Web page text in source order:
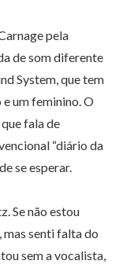
pela
de som diferente
System, que tem
e um feminino. O
fala de
“diário da
se esperar.
Se não estou
senti falta do
sem a vocalista,